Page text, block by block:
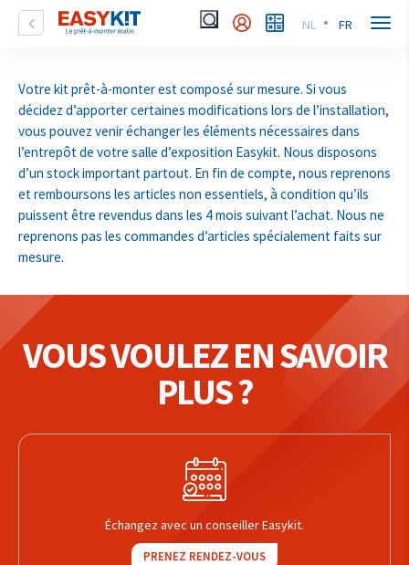
NL FR
Votre kit prêt-à-monter est composé sur mesure. Si vous
décidez d’apporter certaines modifications lors de l’installation,
vous pouvez venir échanger les éléments nécessaires dans
l’entrepôt de votre salle d’exposition Easykit. Nous disposons
d’un stock important partout. En fin de compte, nous reprenons
et remboursons les articles non essentiels, à condition qu’ils
puissent être revendus dans les 4 mois suivant l’achat. Nous ne
reprenons pas les commandes d’articles spécialement faits sur
mesure.
VOUS VOULEZ EN SAVOIR
PLUS ?
Échangez avec un conseiller Easykit.
PRENEZ RENDEZ-VOUS